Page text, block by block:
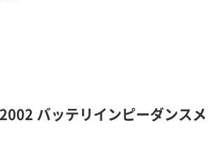
バッテリインピーダンスメ